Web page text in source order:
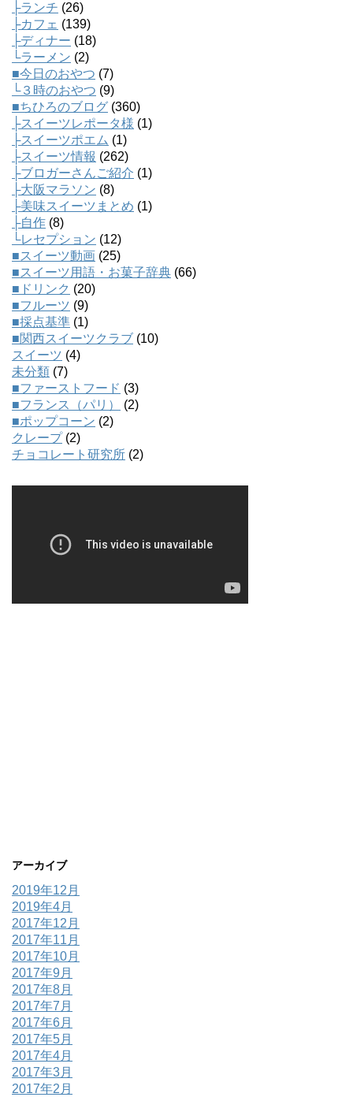
├ランチ (26)
├カフェ (139)
├ディナー (18)
└ラーメン (2)
■今日のおやつ (7)
└３時のおやつ (9)
■ちひろのブログ (360)
├スイーツレポータ様 (1)
├スイーツポエム (1)
├スイーツ情報 (262)
├ブロガーさんご紹介 (1)
├大阪マラソン (8)
├美味スイーツまとめ (1)
├自作 (8)
└レセプション (12)
■スイーツ動画 (25)
■スイーツ用語・お菓子辞典 (66)
■ドリンク (20)
■フルーツ (9)
■採点基準 (1)
■関西スイーツクラブ (10)
スイーツ (4)
未分類 (7)
■ファーストフード (3)
■フランス（パリ）
(2)
■ポップコーン (2)
クレープ(2)
チョコレート研究所 (2)
アーカイブ
2019年12月
2019年4月
2017年12月
2017年11月
2017年10月
2017年9月
2017年8月
2017年7月
2017年6月
2017年5月
2017年4月
2017年3月
2017年2月